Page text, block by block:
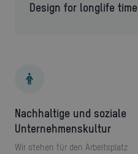
Design for longlife time
Nachhaltige und soziale
Unternehmenskultur
Wir stehen für den Arbeitsplatz